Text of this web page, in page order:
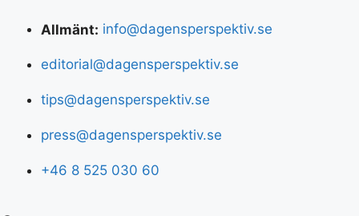
Allmänt: info@dagensperspektiv.se
editorial@dagensperspektiv.se
tips@dagensperspektiv.se
press@dagensperspektiv.se
+46 8 525 030 60